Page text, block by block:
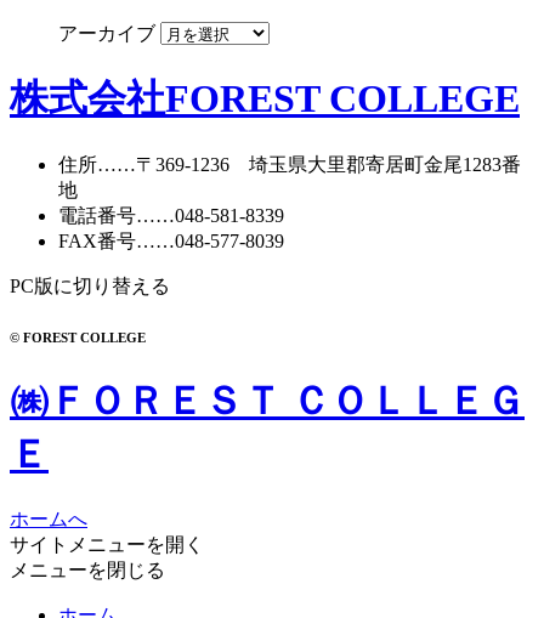
アーカイブ
株式会社FOREST COLLEGE
住所……〒369-1236 埼玉県大里郡寄居町金尾1283番
地
電話番号……048-581-8339
FAX番号……048-577-8039
PC版に切り替える
© FOREST COLLEGE
㈱ＦＯＲＥＳＴ ＣＯＬＬＥＧ
Ｅ
ホームへ
サイトメニューを開く
メニューを閉じる